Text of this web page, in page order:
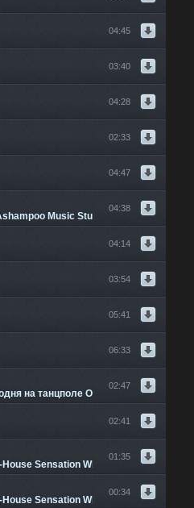
04:45
03:40
04:28
02:33
04:47
Music Studio 3.
04:38
04:14
03:54
05:41
06:33
на танцполе Ощущения лови И не
02:47
02:41
Sensation White 2011 Клубняк
01:35
Sensation White 2011 Клубняк
00:34